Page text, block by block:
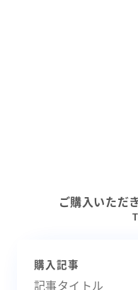
ご購入いただ
購入記事
記事タイトル